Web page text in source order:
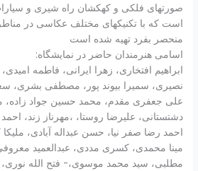
صورتهای فلکی و کهکشان راه شیری و
است که با تکنیکهای مختلف عکاسی در
منحصر بفرد تهیه شده است
اسامی هنرمندان حاضر در نمایشگاه:
ابراهیم افتخاری، زهرا ایرانی، فاطمه
نصیری، سمیرا بیوند پور، مصطفی بشری،
علی جعفری مقدم، محمد حسین جواد زاده،
دشتستانی، علیرضا روستا، ،مهرناز زند،
احمد رضا صفر نیا، حسن عبداله آبادی،
مینا محمدی، کسری مددی، عبدالعمید
مطلبی، سید محمد موسوی،- فتح الله